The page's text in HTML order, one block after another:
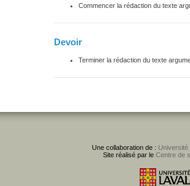
Commencer la rédaction du texte
Devoir
Terminer la rédaction du texte
Une collaboration de : Université
Site réalisé par le Centre de